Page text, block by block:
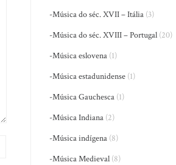
-Música do séc. XVII – Itália (3)
-Música do séc. XVIII – Portugal (20)
-Música eslovena (1)
-Música estadunidense (1)
-Música Gauchesca (1)
-Música Indiana (2)
-Música indígena (8)
-Música Medieval (8)